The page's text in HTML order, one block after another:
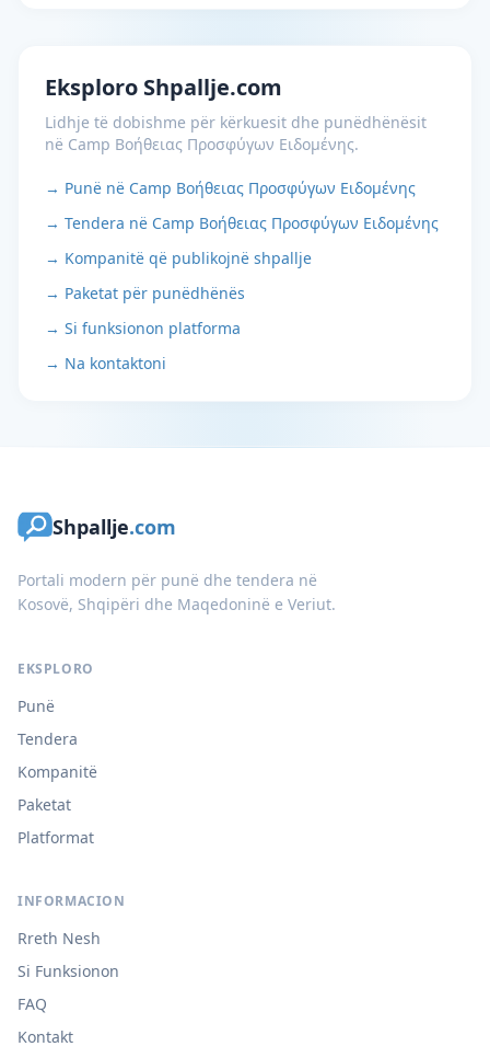
Eksploro Shpallje.com
Lidhje të dobishme për kërkuesit dhe punëdhënësit
në Camp Βοήθειας Προσφύγων Ειδoμένης.
→ Punë në Camp Βοήθειας Προσφύγων Ειδoμένης
→ Tendera në Camp Βοήθειας Προσφύγων Ειδoμένης
→ Kompanitë që publikojnë shpallje
→ Paketat për punëdhënës
→ Si funksionon platforma
→ Na kontaktoni
Shpallje.com
Portali modern për punë dhe tendera në
Kosovë, Shqipëri dhe Maqedoninë e Veriut.
EKSPLORO
Punë
Tendera
Kompanitë
Paketat
Platformat
INFORMACION
Rreth Nesh
Si Funksionon
FAQ
Kontakt